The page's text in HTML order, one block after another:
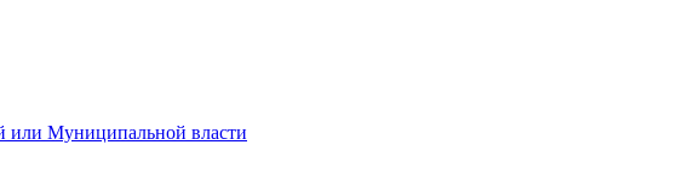
или Муниципальной власти